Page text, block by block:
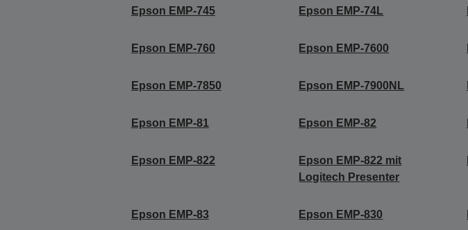
Epson EMP-745 Epson EMP-74L
Epson EMP-760 Epson EMP-7600
Epson EMP-7850 Epson EMP-7900NL
Epson EMP-81 Epson EMP-82
Epson EMP-822
Epson EMP-822 mit
Logitech Presenter
Epson EMP-83 Epson EMP-830